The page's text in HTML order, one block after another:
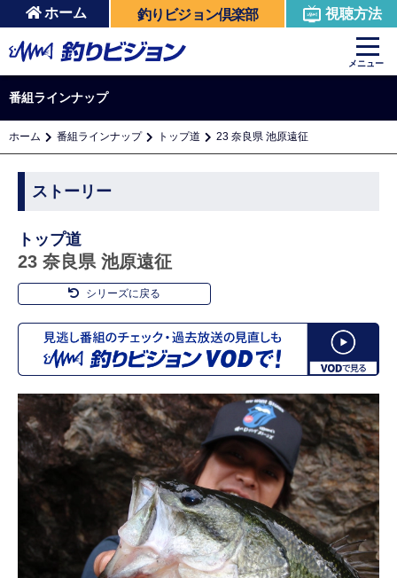
ホーム 釣りビジョン倶楽部 視聴方法
メニュー
番組ラインナップ
ホーム 番組ラインナップ トップ道 23 奈良県 池原遠征
ストーリー
トップ道
23 奈良県 池原遠征
シリーズに戻る